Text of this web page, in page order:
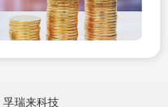
孚瑞来科技